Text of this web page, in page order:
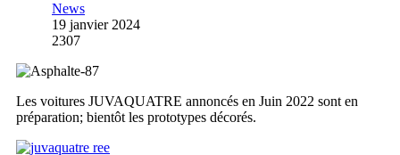
News
19 janvier 2024
2307
Les voitures JUVAQUATRE annoncés en Juin 2022 sont en
préparation; bientôt les prototypes décorés.